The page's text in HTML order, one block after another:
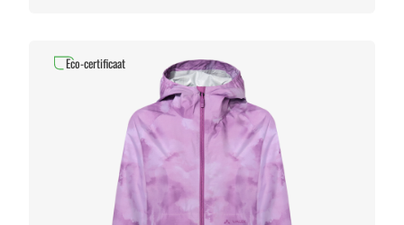
Eco-certificaat